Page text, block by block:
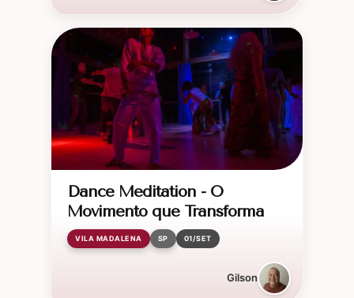
Dance Meditation - O
Movimento que Transforma
VILA MADALENA SP 01/SET
Gilson